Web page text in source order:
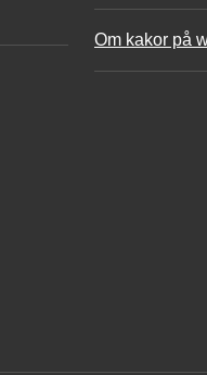
Om kakor på